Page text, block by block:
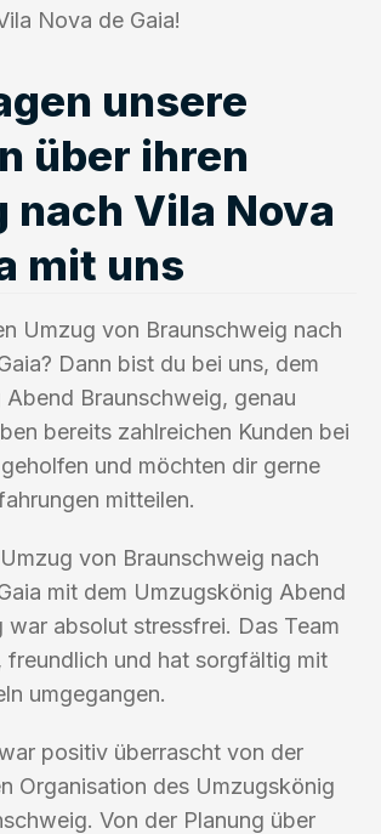
Nova de Gaia!
unsere
über ihren
nach Vila Nova
mit uns
Umzug von Braunschweig nach
Dann bist du bei uns, dem
Braunschweig, genau
bereits zahlreichen Kunden bei
und möchten dir gerne
mitteilen.
von Braunschweig nach
mit dem Umzugskönig Abend
war absolut stressfrei. Das Team
freundlich und hat sorgfältig mit
umgegangen.
positiv überrascht von der
Organisation des Umzugskönig
Von der Planung über